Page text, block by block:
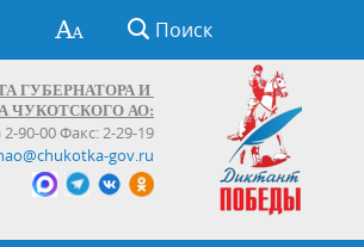
Поиск
ГУБЕРНАТОРА И
ЧУКОТСКОГО АО:
2-90-00 Факс: 2-29-19
gov.ru